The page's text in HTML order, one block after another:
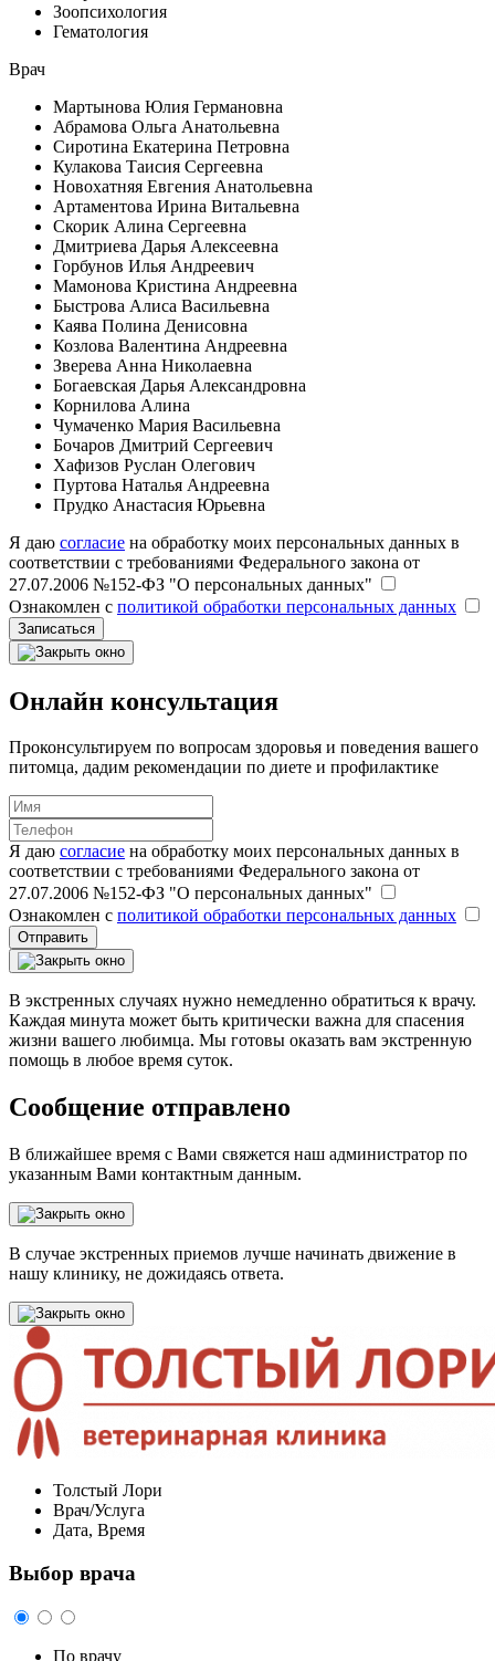
Зоопсихология
Гематология
Врач
Мартынова Юлия Германовна
Абрамова Ольга Анатольевна
Сиротина Екатерина Петровна
Кулакова Таисия Сергеевна
Новохатняя Евгения Анатольевна
Артаментова Ирина Витальевна
Скорик Алина Сергеевна
Дмитриева Дарья Алексеевна
Горбунов Илья Андреевич
Мамонова Кристина Андреевна
Быстрова Алиса Васильевна
Каява Полина Денисовна
Козлова Валентина Андреевна
Зверева Анна Николаевна
Богаевская Дарья Александровна
Корнилова Алина
Чумаченко Мария Васильевна
Бочаров Дмитрий Сергеевич
Хафизов Руслан Олегович
Пуртова Наталья Андреевна
Прудко Анастасия Юрьевна
Я даю согласие на обработку моих персональных данных в
соответствии с требованиями Федерального закона от
27.07.2006 №152-ФЗ "О персональных данных"
Ознакомлен с политикой обработки персональных данных
Записаться
Онлайн консультация
Проконсультируем по вопросам здоровья и поведения вашего
питомца, дадим рекомендации по диете и профилактике
Я даю согласие на обработку моих персональных данных в
соответствии с требованиями Федерального закона от
27.07.2006 №152-ФЗ "О персональных данных"
Ознакомлен с политикой обработки персональных данных
Отправить
В экстренных случаях нужно немедленно обратиться к врачу.
Каждая минута может быть критически важна для спасения
жизни вашего любимца. Мы готовы оказать вам экстренную
помощь в любое время суток.
Сообщение отправлено
В ближайшее время с Вами свяжется наш администратор по
указанным Вами контактным данным.
В случае экстренных приемов лучше начинать движение в
нашу клинику, не дожидаясь ответа.